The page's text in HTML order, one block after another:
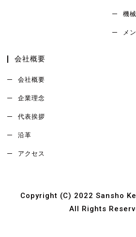
機
メ
会社概要
会社概要
企業理念
代表挨拶
沿革
アクセス
Copyright (C) 2022 Sansho
All Rights